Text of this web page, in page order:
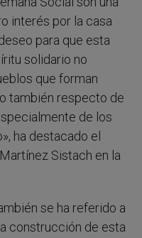
interés por la casa
para que esta
solidario no
que forman
también respecto de
de los
ha destacado el
Sistach en la
se ha referido a
construcción de esta